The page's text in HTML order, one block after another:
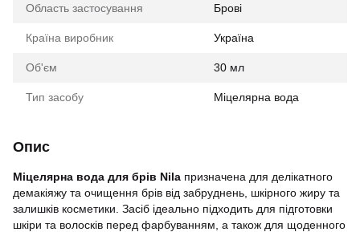
Область застосування Брові
Країна виробник Україна
Об'єм 30 мл
Тип засобу Міцелярна вода
Опис
Міцелярна вода для брів Nila призначена для делікатного
демакіяжу та очищення брів від забруднень, шкірного жиру та
залишків косметики. Засіб ідеально підходить для підготовки
шкіри та волосків перед фарбуванням, а також для щоденного